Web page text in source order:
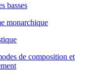
basses
monarchique
de composition et